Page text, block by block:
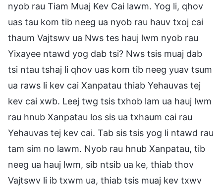
nyob rau Tiam Muaj Kev Cai lawm. Yog li, qhov
uas tau kom tib neeg ua nyob rau hauv txoj cai
thaum Vajtswv ua Nws tes hauj lwm nyob rau
Yixayee ntawd yog dab tsi? Nws tsis muaj dab
tsi ntau tshaj li qhov uas kom tib neeg yuav tsum
ua raws li kev cai Xanpatau thiab Yehauvas tej
kev cai xwb. Leej twg tsis txhob lam ua hauj lwm
rau hnub Xanpatau los sis ua txhaum cai rau
Yehauvas tej kev cai. Tab sis tsis yog li ntawd rau
tam sim no lawm. Nyob rau hnub Xanpatau, tib
neeg ua hauj lwm, sib ntsib ua ke, thiab thov
Vajtswv li ib txwm ua, thiab tsis muaj kev txwv